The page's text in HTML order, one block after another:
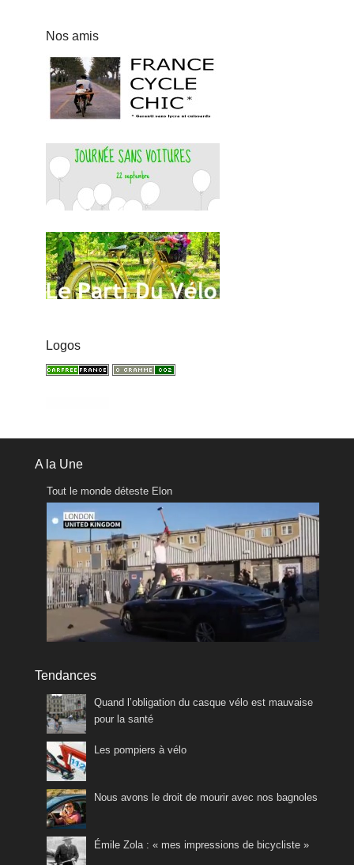
Nos amis
Logos
A la Une
Tout le monde déteste Elon
Tendances
Quand l’obligation du casque vélo est mauvaise
pour la santé
Les pompiers à vélo
Nous avons le droit de mourir avec nos bagnoles
Émile Zola : « mes impressions de bicycliste »